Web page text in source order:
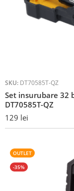
SKU: DT70585T-QZ
Set insurubare 32
DT70585T-QZ
129 lei
OUTLET
-35%